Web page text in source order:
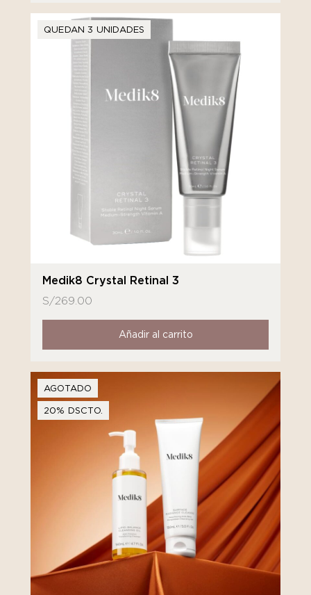
QUEDAN 3 UNIDADES
Medik8 Crystal Retinal 3
S/269.00
Añadir al carrito
AGOTADO
20% DSCTO.